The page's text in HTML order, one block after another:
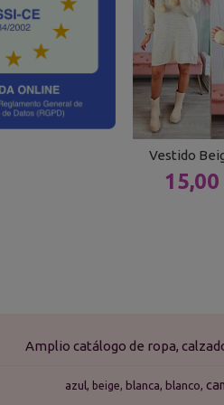
Vestido
Amplio catálogo de ropa,
azul beige blanca blanco